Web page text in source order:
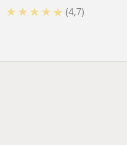
★ ★ ★ ★ ★ (4,7)